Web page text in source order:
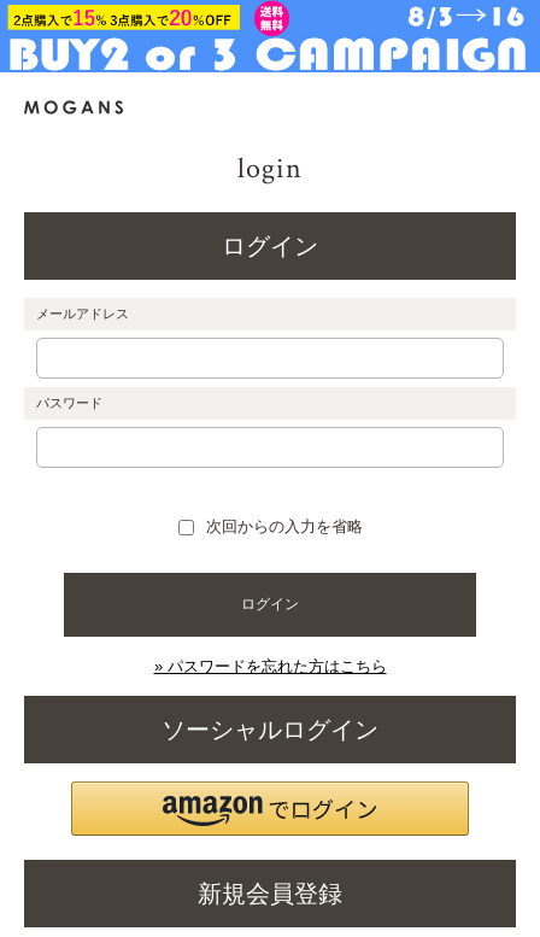
login
ログイン
メールアドレス
パスワード
次回からの入力を省略
ログイン
» パスワードを忘れた方はこちら
ソーシャルログイン
新規会員登録